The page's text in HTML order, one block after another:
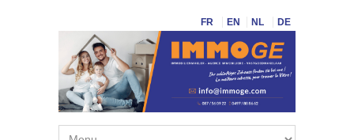
FR EN NL DE